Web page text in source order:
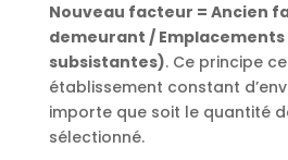
Nouveau facteur = Ancien
demeurant / Emplacements
subsistantes). Ce principe
établissement constant
importe que soit le quantité
sélectionné.